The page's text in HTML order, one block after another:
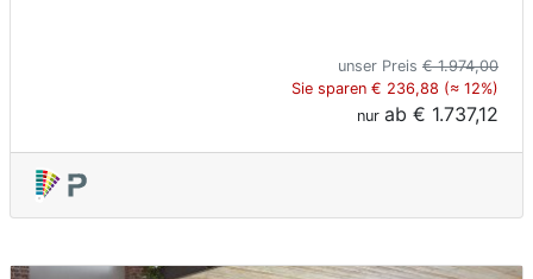
unser Preis € 1.974,00
Sie sparen € 236,88 (≈ 12%)
nur ab € 1.737,12